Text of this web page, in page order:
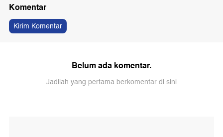
Komentar
Kirim Komentar
Belum ada komentar.
Jadilah yang pertama berkomentar di sini